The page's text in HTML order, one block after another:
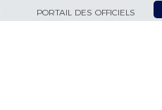
PORTAIL DES OFFICIELS